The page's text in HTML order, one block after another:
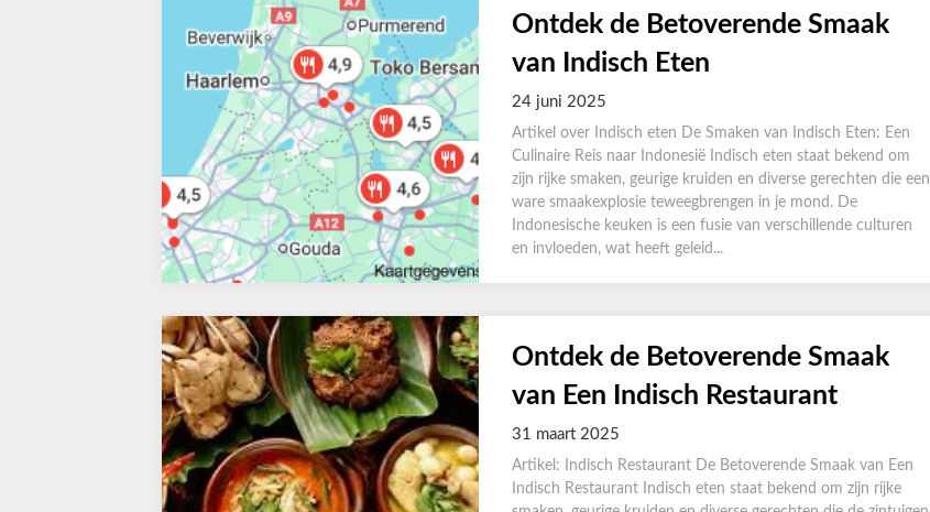
Ontdek de Betoverende Smaak
van Indisch Eten
24 juni 2025
Artikel over Indisch eten De Smaken van Indisch Eten: Een
Culinaire Reis naar Indonesië Indisch eten staat bekend om
zijn rijke smaken, geurige kruiden en diverse gerechten die een
ware smaakexplosie teweegbrengen in je mond. De
Indonesische keuken is een fusie van verschillende culturen
en invloeden, wat heeft geleid...
Ontdek de Betoverende Smaak
van Een Indisch Restaurant
31 maart 2025
Artikel: Indisch Restaurant De Betoverende Smaak van Een
Indisch Restaurant Indisch eten staat bekend om zijn rijke